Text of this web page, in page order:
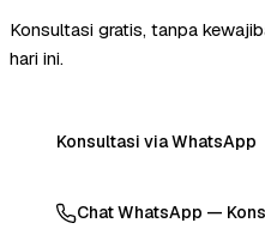
Konsultasi gratis, tanpa
hari ini.
Konsultasi via WhatsApp
Chat WhatsApp —